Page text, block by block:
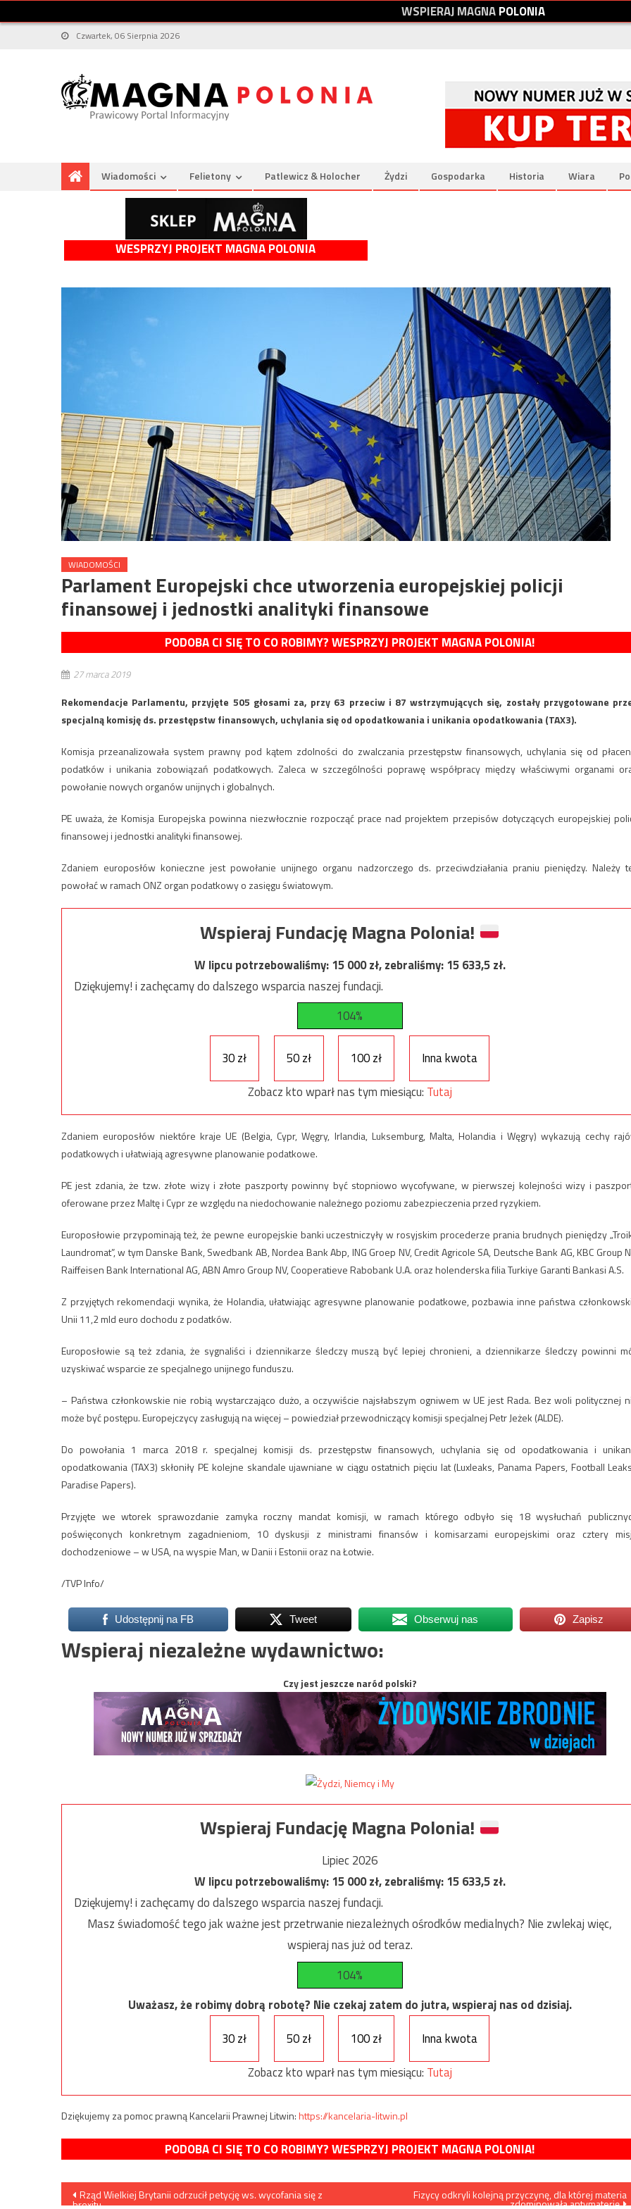
WSPIERAJMAGNAPOLONIA
Czwartek, 06 Sierpnia 2026
Wiadomości Felietony Patlewicz & Holocher Żydzi Gospodarka Historia Wiara
WESPRZYJ PROJEKT MAGNA POLONIA
WIADOMOŚCI
Parlament Europejski chce utworzenia europejskiej policji
finansowej i jednostki analityki finansowe
PODOBA CI SIĘ TO CO ROBIMY? WESPRZYJ PROJEKT MAGNA POLONIA!
27 marca 2019
Rekomendacje Parlamentu, przyjęte 505 głosami za, przy 63 przeciw i 87 wstrzymujących się, zostały przygotowane
specjalną komisję ds. przestępstw finansowych, uchylania się od opodatkowania i unikania opodatkowania (TAX3).
Komisja przeanalizowała system prawny pod kątem zdolności do zwalczania przestępstw finansowych, uchylania się od
podatków i unikania zobowiązań podatkowych. Zaleca w szczególności poprawę współpracy między właściwymi organami
powołanie nowych organów unijnych i globalnych.
PE uważa, że Komisja Europejska powinna niezwłocznie rozpocząć prace nad projektem przepisów dotyczących europejskiej
finansowej i jednostki analityki finansowej.
Zdaniem europosłów konieczne jest powołanie unijnego organu nadzorczego ds. przeciwdziałania praniu pieniędzy. Należy
powołać w ramach ONZ organ podatkowy o zasięgu światowym.
Wspieraj Fundację Magna Polonia!
W lipcu potrzebowaliśmy:15 000zł, zebraliśmy:15 633,5zł.
Dziękujemy! i zachęcamy do dalszego wsparcia naszej fundacji.
104%
30 zł 50 zł 100 zł
Inna kwota
Zobacz kto wparł nas tym miesiącu: Tutaj
Zdaniem europosłów niektóre kraje UE (Belgia, Cypr, Węgry, Irlandia, Luksemburg, Malta, Holandia i Węgry) wykazują cechy
podatkowych i ułatwiają agresywne planowanie podatkowe.
PE jest zdania, że tzw. złote wizy i złote paszporty powinny być stopniowo wycofywane, w pierwszej kolejności wizy i
oferowane przez Maltę i Cypr ze względu na niedochowanie należnego poziomu zabezpieczenia przed ryzykiem.
Europosłowie przypominają też, że pewne europejskie banki uczestniczyły w rosyjskim procederze prania brudnych pieniędzy
Laundromat”, w tym Danske Bank, Swedbank AB, Nordea Bank Abp, ING Groep NV, Credit Agricole SA, Deutsche Bank AG, KBC Group
Raiffeisen Bank International AG, ABN Amro Group NV, Cooperatieve Rabobank U.A. oraz holenderska filia Turkiye Garanti Bankasi A.S.
Z przyjętych rekomendacji wynika, że Holandia, ułatwiając agresywne planowanie podatkowe, pozbawia inne państwa
Unii 11,2 mld euro dochodu z podatków.
Europosłowie są też zdania, że sygnaliści i dziennikarze śledczy muszą być lepiej chronieni, a dziennikarze śledczy powinni
uzyskiwać wsparcie ze specjalnego unijnego funduszu.
– Państwa członkowskie nie robią wystarczająco dużo, a oczywiście najsłabszym ogniwem w UE jest Rada. Bez woli politycznej
może być postępu. Europejczycy zasługują na więcej – powiedział przewodniczący komisji specjalnej Petr Jeżek (ALDE).
Do powołania 1 marca 2018 r. specjalnej komisji ds. przestępstw finansowych, uchylania się od opodatkowania i
opodatkowania (TAX3) skłoniły PE kolejne skandale ujawniane w ciągu ostatnich pięciu lat (Luxleaks, Panama Papers, Football
Paradise Papers).
Przyjęte we wtorek sprawozdanie zamyka roczny mandat komisji, w ramach którego odbyło się 18 wysłuchań
poświęconych konkretnym zagadnieniom, 10 dyskusji z ministrami finansów i komisarzami europejskimi oraz cztery
dochodzeniowe – w USA, na wyspie Man, w Danii i Estonii oraz na Łotwie.
/TVP Info/
Udostępnij na FB Tweet Obserwuj nas Zapisz
Wspieraj niezależne wydawnictwo:
Czy jest jeszcze naród polski?
Wspieraj Fundację Magna Polonia!
Lipiec 2026
W lipcu potrzebowaliśmy:15 000zł, zebraliśmy:15 633,5zł.
Dziękujemy! i zachęcamy do dalszego wsparcia naszej fundacji.
Masz świadomość tego jak ważne jest przetrwanie niezależnych ośrodków medialnych? Nie zwlekaj więc,
wspieraj nas już od teraz.
104%
Uważasz, że robimy dobrą robotę? Nie czekaj zatem do jutra, wspieraj nas od dzisiaj.
30 zł
50 zł 100 zł
Inna kwota
Zobacz kto wparł nas tym miesiącu: Tutaj
Dziękujemy za pomoc prawną Kancelarii Prawnej Litwin:https://kancelaria-litwin.pl
PODOBA CI SIĘ TO CO ROBIMY? WESPRZYJ PROJEKT MAGNA POLONIA!
Nawigacja
Rząd Wielkiej Brytanii odrzucił petycję ws. wycofania się z
brexitu
Fizycy odkryli kolejną przyczynę, dla której materia
zdominowała antymaterię